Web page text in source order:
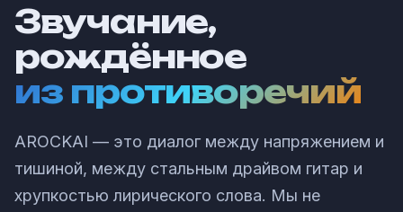
Звучание,
рождённое
из противоречий
AROCKAI — это диалог между напряжением и
тишиной, между стальным драйвом гитар и
хрупкостью лирического слова. Мы не